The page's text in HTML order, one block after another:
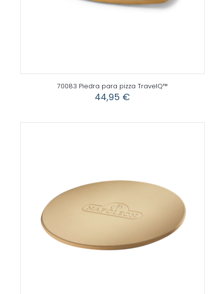
70083 Piedra para pizza TravelQ™
44,95 €